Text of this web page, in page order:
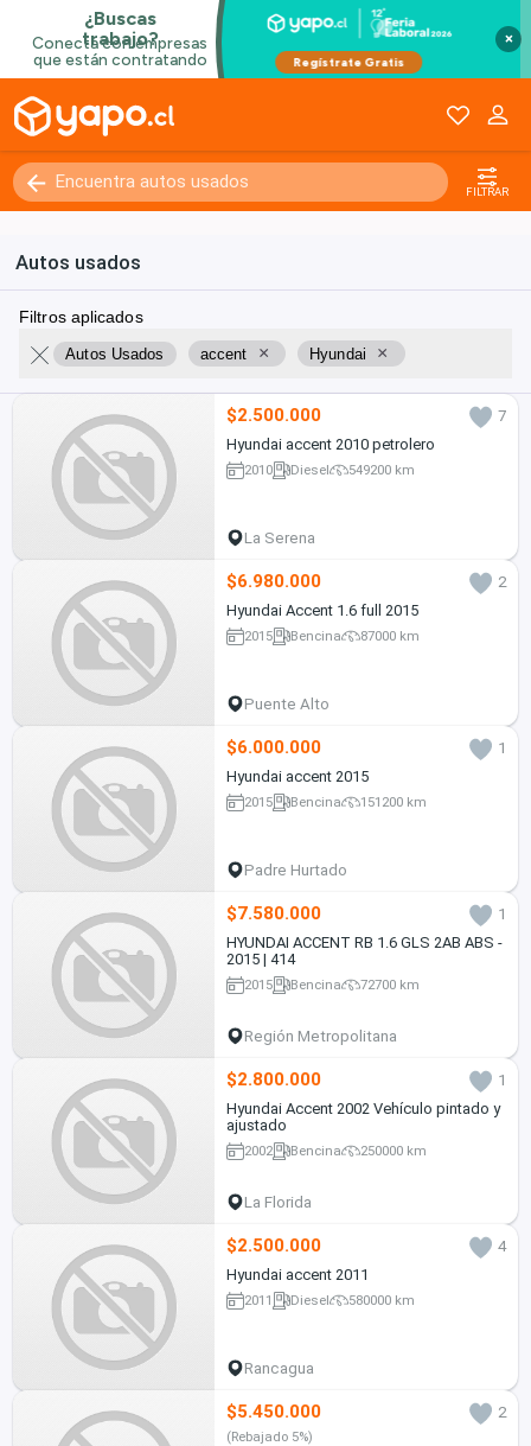
×
FILTRAR
Autos usados
Filtros aplicados
Autos Usados accent × Hyundai ×
$2.500.000
7
Hyundai accent 2010 petrolero
2010 Diesel 549200 km
La Serena
$6.980.000
2
Hyundai Accent 1.6 full 2015
2015 Bencina 87000 km
Puente Alto
$6.000.000
1
Hyundai accent 2015
2015 Bencina 151200 km
Padre Hurtado
$7.580.000
1
HYUNDAI ACCENT RB 1.6 GLS 2AB ABS -
2015 | 414
2015 Bencina 72700 km
Región Metropolitana
$2.800.000
1
Hyundai Accent 2002 Vehículo pintado y
ajustado
2002 Bencina 250000 km
La Florida
$2.500.000
4
Hyundai accent 2011
2011 Diesel 580000 km
Rancagua
$5.450.000 2
(Rebajado 5%)